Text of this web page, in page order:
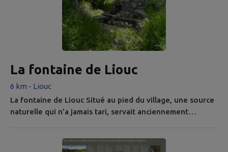
définitive de ce château médiéval remonterait à 1250....
La fontaine de Liouc
6 km - Liouc
La fontaine de Liouc Situé au pied du village, une source
naturelle qui n’a jamais tari, servait anciennement
édifice maçonné autour de la source, un lavoir, un